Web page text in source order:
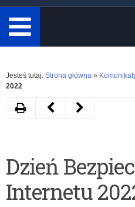
minimum
3
znaki.
Rozwiń
Jesteś tutaj: Strona główna »
2022
Dzień
Internetu
DrukujNastępny
Dzień
Pamięci
Poprzedni
cyklu
wykładów